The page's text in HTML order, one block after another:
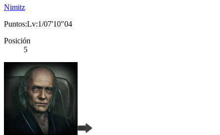
Nimitz
Puntos:Lv:1/07'10"04
Posición
5